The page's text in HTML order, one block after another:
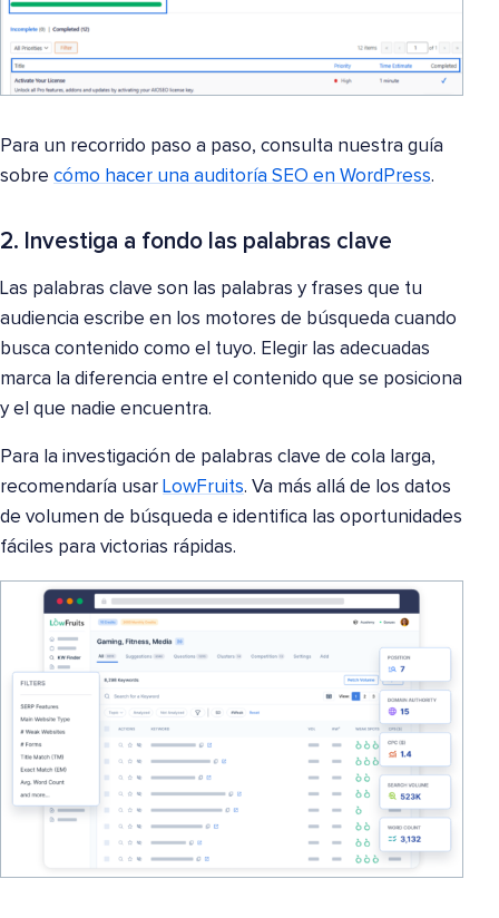
Para un recorrido paso a paso, consulta nuestra guía
sobre cómo hacer una auditoría SEO en WordPress.
2. Investiga a fondo las palabras clave
Las palabras clave son las palabras y frases que tu
audiencia escribe en los motores de búsqueda cuando
busca contenido como el tuyo. Elegir las adecuadas
marca la diferencia entre el contenido que se posiciona
y el que nadie encuentra.
Para la investigación de palabras clave de cola larga,
recomendaría usar LowFruits. Va más allá de los datos
de volumen de búsqueda e identifica las oportunidades
fáciles para victorias rápidas.